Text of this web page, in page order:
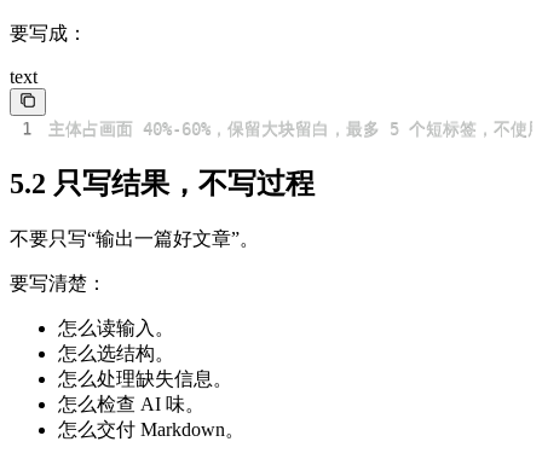
要写成：
text
1 主体占画面 40%-60%，保留大块留白，最多 5 个短标签，不使
5.2 只写结果，不写过程
不要只写“输出一篇好文章”。
要写清楚：
怎么读输入。
怎么选结构。
怎么处理缺失信息。
怎么检查 AI 味。
怎么交付 Markdown。